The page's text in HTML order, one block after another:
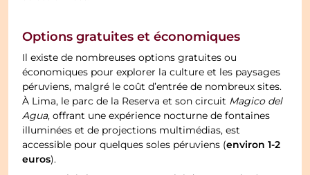
Options gratuites et économiques
Il existe de nombreuses options gratuites ou
économiques pour explorer la culture et les paysages
péruviens, malgré le coût d’entrée de nombreux sites.
À Lima, le parc de la Reserva et son circuit Magico del
Agua, offrant une expérience nocturne de fontaines
illuminées et de projections multimédias, est
accessible pour quelques soles péruviens (environ 1-2
euros).